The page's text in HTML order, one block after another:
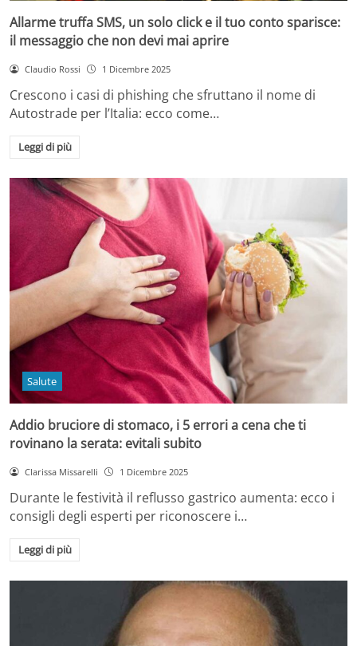
Allarme truffa SMS, un solo click e il tuo conto sparisce:
il messaggio che non devi mai aprire
Claudio Rossi 1 Dicembre 2025
Crescono i casi di phishing che sfruttano il nome di
Autostrade per l’Italia: ecco come…
Leggi di più
Salute
Addio bruciore di stomaco, i 5 errori a cena che ti
rovinano la serata: evitali subito
Clarissa Missarelli 1 Dicembre 2025
Durante le festività il reflusso gastrico aumenta: ecco i
consigli degli esperti per riconoscere i…
Leggi di più